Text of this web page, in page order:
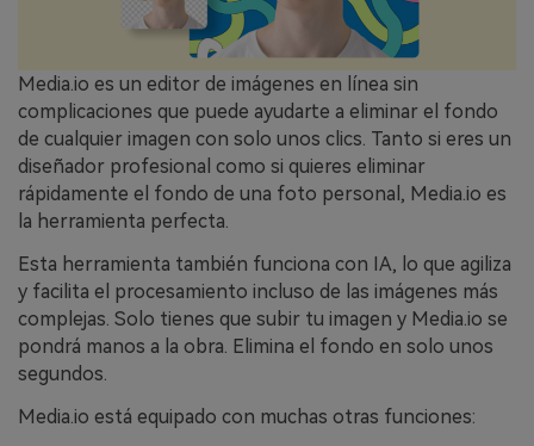
Media.io es un editor de imágenes en línea sin
complicaciones que puede ayudarte a eliminar el fondo
de cualquier imagen con solo unos clics. Tanto si eres un
diseñador profesional como si quieres eliminar
rápidamente el fondo de una foto personal, Media.io es
la herramienta perfecta.
Esta herramienta también funciona con IA, lo que agiliza
y facilita el procesamiento incluso de las imágenes más
complejas. Solo tienes que subir tu imagen y Media.io se
pondrá manos a la obra. Elimina el fondo en solo unos
segundos.
Media.io está equipado con muchas otras funciones: